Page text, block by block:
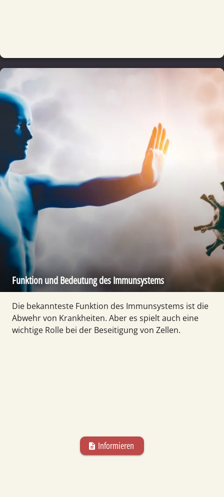
Funktion und Bedeutung des Immun­systems
Die bekannteste Funktion des Immun­systems ist die
Abwehr von Krank­heiten. Aber es spielt auch eine
wichtige Rolle bei der Beseitigung von Zellen.
description Informieren